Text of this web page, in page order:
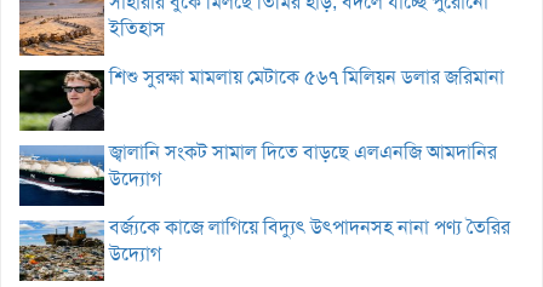
ইতিহাস
শিশু সুরক্ষা মামলায় মেটাকে ৫৬৭ মিলিয়ন ডলার জরিমানা
জ্বালানি সংকট সামাল দিতে বাড়ছে এলএনজি আমদানির
উদ্যোগ
বর্জ্যকে কাজে লাগিয়ে বিদ্যুৎ উৎপাদনসহ নানা পণ্য তৈরির
উদ্যোগ